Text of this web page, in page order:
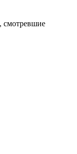
смотревшие